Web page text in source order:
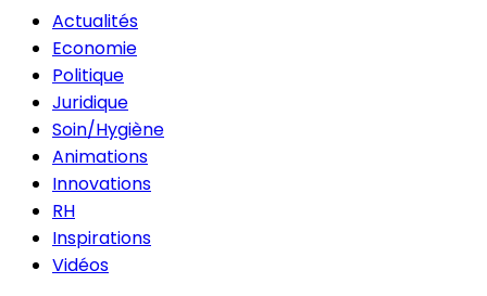
Actualités
Economie
Politique
Juridique
Soin/Hygiène
Animations
Innovations
RH
Inspirations
Vidéos